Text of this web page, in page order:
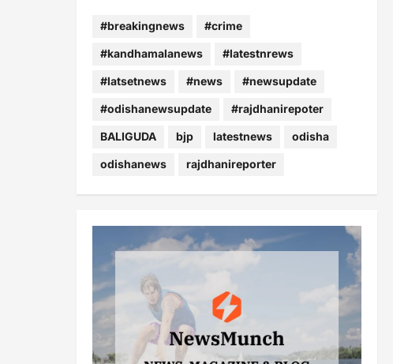
#breakingnews #crime
#kandhamalanews #latestnrews
#latsetnews #news #newsupdate
#odishanewsupdate #rajdhanirepoter
BALIGUDA bjp latestnews odisha
odishanews rajdhanireporter